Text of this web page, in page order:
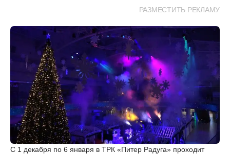
РАЗМЕСТИТЬ РЕКЛАМУ
С 1 декабря по 6 января в ТРК «Питер Радуга» проходит